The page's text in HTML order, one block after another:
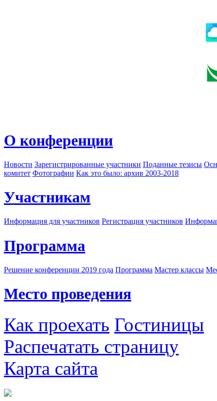
О конференции
Новости Зарегистрированные участники Поданные тезисы
комитет Фотографии Как это было: архив 2003-2018
Участникам
Информация для участников Регистрация участников
Программа
Решение конференции 2019 года Программа Мастер классы
Место проведения
Как проехать Гостиницы
Распечатать страницу
Карта сайта